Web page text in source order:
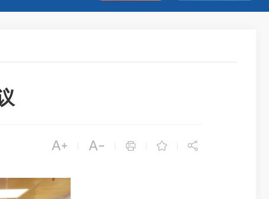
    